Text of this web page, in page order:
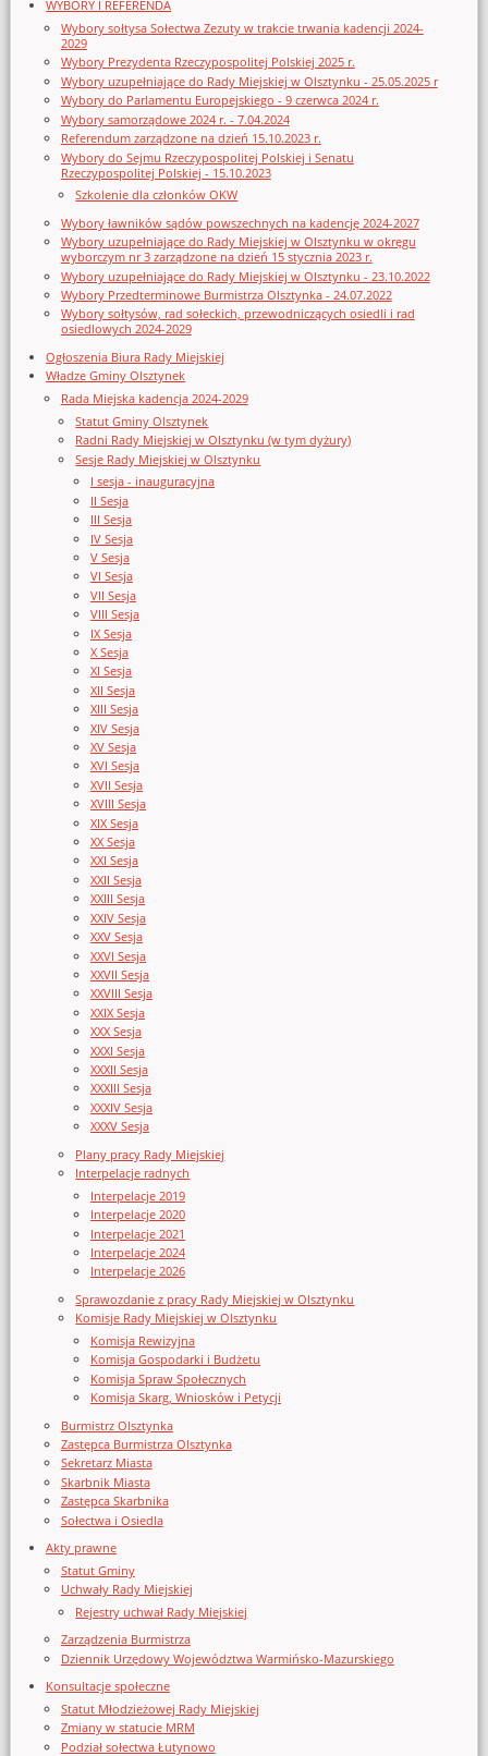
WYBORY I REFERENDA
Wybory sołtysa Sołectwa Zezuty w trakcie trwania kadencji 2024-
2029
Wybory Prezydenta Rzeczypospolitej Polskiej 2025 r.
Wybory uzupełniające do Rady Miejskiej w Olsztynku - 25.05.2025 r
Wybory do Parlamentu Europejskiego - 9 czerwca 2024 r.
Wybory samorządowe 2024 r. - 7.04.2024
Referendum zarządzone na dzień 15.10.2023 r.
Wybory do Sejmu Rzeczypospolitej Polskiej i Senatu
Rzeczypospolitej Polskiej - 15.10.2023
Szkolenie dla członków OKW
Wybory ławników sądów powszechnych na kadencję 2024-2027
Wybory uzupełniające do Rady Miejskiej w Olsztynku w okręgu
wyborczym nr 3 zarządzone na dzień 15 stycznia 2023 r.
Wybory uzupełniające do Rady Miejskiej w Olsztynku - 23.10.2022
Wybory Przedterminowe Burmistrza Olsztynka - 24.07.2022
Wybory sołtysów, rad sołeckich, przewodniczących osiedli i rad
osiedlowych 2024-2029
Ogłoszenia Biura Rady Miejskiej
Władze Gminy Olsztynek
Rada Miejska kadencja 2024-2029
Statut Gminy Olsztynek
Radni Rady Miejskiej w Olsztynku (w tym dyżury)
Sesje Rady Miejskiej w Olsztynku
I sesja - inauguracyjna
II Sesja
III Sesja
IV Sesja
V Sesja
VI Sesja
VII Sesja
VIII Sesja
IX Sesja
X Sesja
XI Sesja
XII Sesja
XIII Sesja
XIV Sesja
XV Sesja
XVI Sesja
XVII Sesja
XVIII Sesja
XIX Sesja
XX Sesja
XXI Sesja
XXII Sesja
XXIII Sesja
XXIV Sesja
XXV Sesja
XXVI Sesja
XXVII Sesja
XXVIII Sesja
XXIX Sesja
XXX Sesja
XXXI Sesja
XXXII Sesja
XXXIII Sesja
XXXIV Sesja
XXXV Sesja
Plany pracy Rady Miejskiej
Interpelacje radnych
Interpelacje 2019
Interpelacje 2020
Interpelacje 2021
Interpelacje 2024
Interpelacje 2026
Sprawozdanie z pracy Rady Miejskiej w Olsztynku
Komisje Rady Miejskiej w Olsztynku
Komisja Rewizyjna
Komisja Gospodarki i Budżetu
Komisja Spraw Społecznych
Komisja Skarg, Wniosków i Petycji
Burmistrz Olsztynka
Zastępca Burmistrza Olsztynka
Sekretarz Miasta
Skarbnik Miasta
Zastępca Skarbnika
Sołectwa i Osiedla
Akty prawne
Statut Gminy
Uchwały Rady Miejskiej
Rejestry uchwał Rady Miejskiej
Zarządzenia Burmistrza
Dziennik Urzędowy Województwa Warmińsko-Mazurskiego
Konsultacje społeczne
Statut Młodzieżowej Rady Miejskiej
Zmiany w statucie MRM
Podział sołectwa Łutynowo